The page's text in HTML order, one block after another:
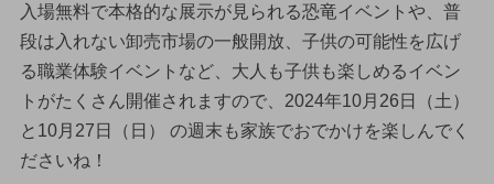
入場無料で本格的な展示が見られる恐竜イベントや、普
段は入れない卸売市場の一般開放、子供の可能性を広げ
る職業体験イベントなど、大人も子供も楽しめるイベン
トがたくさん開催されますので、2024年10月26日（土）
と10月27日（日） の週末も家族でおでかけを楽しんでく
ださいね！